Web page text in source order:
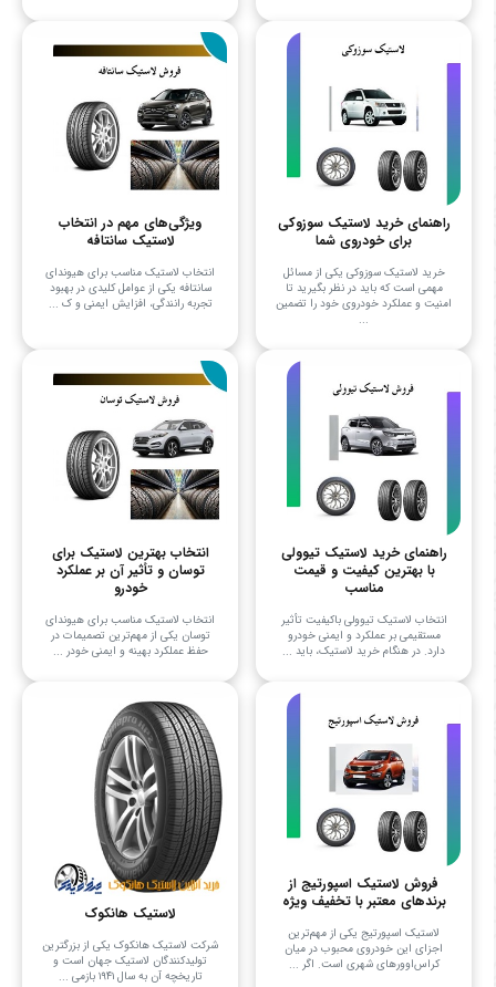
راهنمای خرید لاستیک سوزوکی
برای خودروی شما
خرید لاستیک سوزوکی یکی از مسائل
مهمی است که باید در نظر بگیرید تا
امنیت و عملکرد خودروی خود را تضمین
...
ویژگی‌های مهم در انتخاب
لاستیک سانتافه
انتخاب لاستیک مناسب برای هیوندای
سانتافه یکی از عوامل کلیدی در بهبود
تجربه رانندگی، افزایش ایمنی و ک ...
راهنمای خرید لاستیک تیوولی
با بهترین کیفیت و قیمت
مناسب
انتخاب لاستیک تیوولی باکیفیت تأثیر
مستقیمی بر عملکرد و ایمنی خودرو
دارد. در هنگام خرید لاستیک، باید ...
انتخاب بهترین لاستیک برای
توسان و تأثیر آن بر عملکرد
خودرو
انتخاب لاستیک مناسب برای هیوندای
توسان یکی از مهم‌ترین تصمیمات در
حفظ عملکرد بهینه و ایمنی خودر ...
فروش لاستیک اسپورتیج از
برندهای معتبر با تخفیف ویژه
لاستیک اسپورتیج یکی از مهم‌ترین
اجزای این خودروی محبوب در میان
کراس‌اوورهای شهری است. اگر ...
لاستیک هانکوک
شرکت لاستیک هانکوک یکی از بزرگترین
تولیدکنندگان لاستیک جهان است و
تاریخچه آن به سال ۱۹۴۱ بازمی‌ ...